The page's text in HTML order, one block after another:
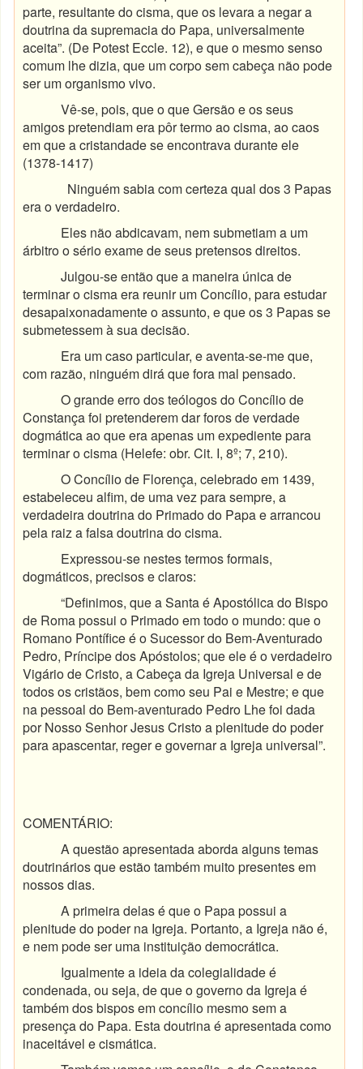
parte, resultante do cisma, que os levara a negar a
doutrina da supremacia do Papa, universalmente
aceita”. (De Potest Eccle. 12), e que o mesmo senso
comum lhe dizia, que um corpo sem cabeça não pode
ser um organismo vivo.
Vê-se, pois, que o que Gersão e os seus
amigos pretendiam era pôr termo ao cisma, ao caos
em que a cristandade se encontrava durante ele
(1378-1417)
Ninguém sabia com certeza qual dos 3 Papas
era o verdadeiro.
Eles não abdicavam, nem submetiam a um
árbitro o sério exame de seus pretensos direitos.
Julgou-se então que a maneira única de
terminar o cisma era reunir um Concílio, para estudar
desapaixonadamente o assunto, e que os 3 Papas se
submetessem à sua decisão.
Era um caso particular, e aventa-se-me que,
com razão, ninguém dirá que fora mal pensado.
O grande erro dos teólogos do Concílio de
Constança foi pretenderem dar foros de verdade
dogmática ao que era apenas um expediente para
terminar o cisma (Helefe: obr. Cit. I, 8º; 7, 210).
O Concílio de Florença, celebrado em 1439,
estabeleceu alfim, de uma vez para sempre, a
verdadeira doutrina do Primado do Papa e arrancou
pela raiz a falsa doutrina do cisma.
Expressou-se nestes termos formais,
dogmáticos, precisos e claros:
“Definimos, que a Santa é Apostólica do Bispo
de Roma possui o Primado em todo o mundo: que o
Romano Pontífice é o Sucessor do Bem-Aventurado
Pedro, Príncipe dos Apóstolos; que ele é o verdadeiro
Vigário de Cristo, a Cabeça da Igreja Universal e de
todos os cristãos, bem como seu Pai e Mestre; e que
na pessoal do Bem-aventurado Pedro Lhe foi dada
por Nosso Senhor Jesus Cristo a plenitude do poder
para apascentar, reger e governar a Igreja universal”.
COMENTÁRIO:
A questão apresentada aborda alguns temas
doutrinários que estão também muito presentes em
nossos dias.
A primeira delas é que o Papa possui a
plenitude do poder na Igreja. Portanto, a Igreja não é,
e nem pode ser uma instituição democrática.
Igualmente a ideia da colegialidade é
condenada, ou seja, de que o governo da Igreja é
também dos bispos em concílio mesmo sem a
presença do Papa. Esta doutrina é apresentada como
inaceitável e cismática.